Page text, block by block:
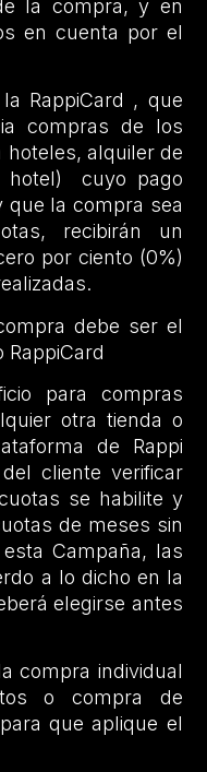
la compra, y en
en cuenta por el
RappiCard , que
compras de los
hoteles, alquiler de
hotel) cuyo pago
que la compra sea
recibirán un
por ciento (0%)
debe ser el
para compras
otra tienda o
de Rappi
cliente verificar
se habilite y
de meses sin
Campaña, las
a lo dicho en la
elegirse antes
compra individual
o compra de
que aplique el